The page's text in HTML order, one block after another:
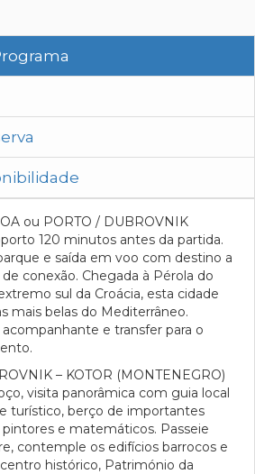
ou PORTO / DUBROVNIK
120 minutos antes da partida.
e saída em voo com destino a
conexão. Chegada à Pérola do
sul da Croácia, esta cidade
mais belas do Mediterrâneo.
e transfer para o
– KOTOR (MONTENEGRO)
visita panorâmica com guia local
turístico, berço de importantes
e matemáticos. Passeie
contemple os edifícios barrocos e
histórico, Património da